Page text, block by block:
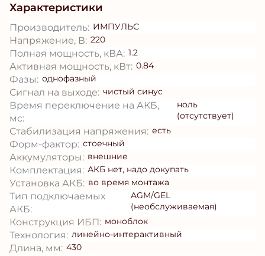
Характеристики
Производитель: ИМПУЛЬС
Напряжение, В: 220
Полная мощность, кВА: 1.2
Активная мощность, кВт: 0.84
Фазы: однофазный
Сигнал на выходе: чистый синус
Время переключение на АКБ,
мс:
ноль
(отсутствует)
Стабилизация напряжения: есть
Форм-фактор: стоечный
Аккумуляторы: внешние
Комплектация: АКБ нет, надо докупать
Установка АКБ: во время монтажа
Тип подключаемых
АКБ:
AGM/GEL
(необслуживаемая)
Конструкция ИБП: моноблок
Технология: линейно-интерактивный
Длина, мм: 430